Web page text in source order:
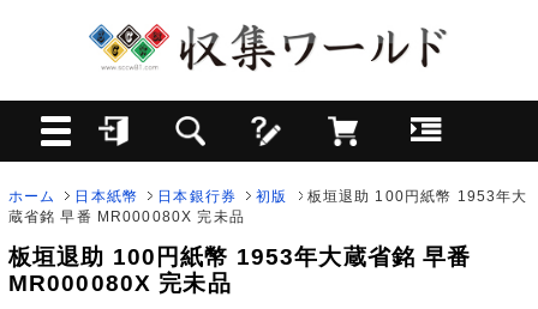
ホーム 日本紙幣 日本銀行券 初版
板垣退助 100円紙幣 1953年大
蔵省銘 早番 MR000080X 完未品
板垣退助 100円紙幣 1953年大蔵省銘 早番
MR000080X 完未品